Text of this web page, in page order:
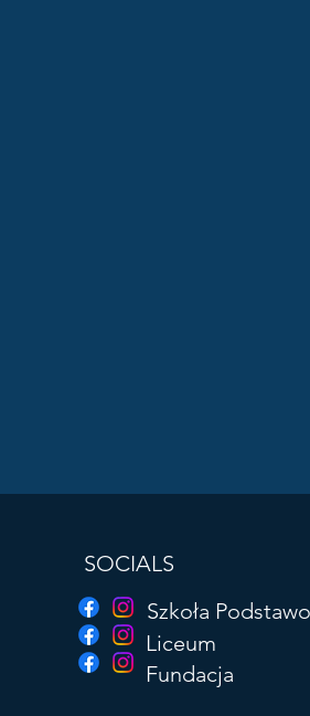
SOCIALS
Szkoła
Liceum
Fundacja